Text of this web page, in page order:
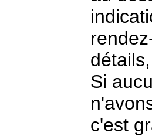
Si
c'est